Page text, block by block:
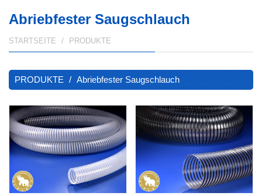
Abriebfester Saugschlauch
STARTSEITE PRODUKTE
PRODUKTE Abriebfester Saugschlauch